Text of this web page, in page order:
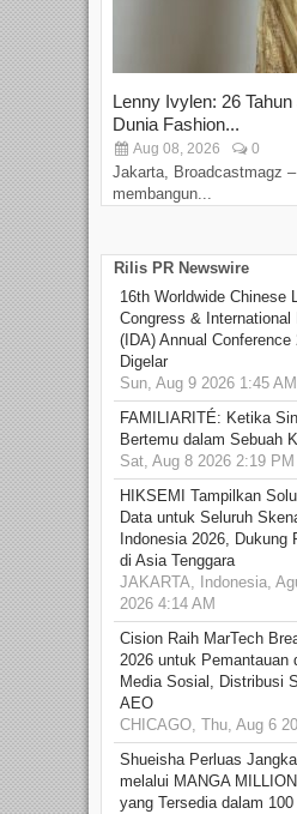
Lenny Ivylen: 26
Dunia Fashion...
Aug 08, 2026 0
Jakarta, Broadcastmagz
membangun...
Rilis PR Newswire
16th Worldwide Chinese
Congress & International
(IDA) Annual Conference
Digelar
Sun, Aug 9 2026 1:45 AM
FAMILIARITÉ: Ketika
Bertemu dalam Sebuah
Sat, Aug 8 2026 2:19 PM
HIKSEMI Tampilkan
Data untuk Seluruh
Indonesia 2026, Dukung
di Asia Tenggara
JAKARTA, Indonesia,
2026 4:14 AM
Cision Raih MarTech
2026 untuk Pemantauan
Media Sosial, Distribusi
AEO
CHICAGO, Thu, Aug 6
Shueisha Perluas
melalui MANGA
yang Tersedia dalam